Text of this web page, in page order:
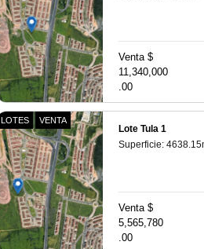
Venta $
11,340,000
.00
LOTES VENTA
Lote Tula 1
Superficie: 4638.15
Venta $
5,565,780
.00